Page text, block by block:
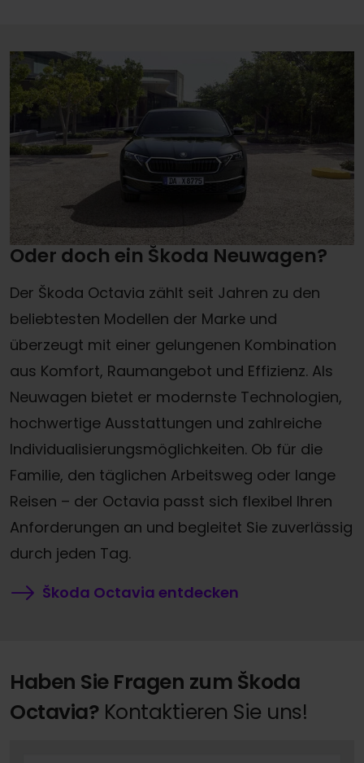
Oder doch ein Škoda Neuwagen?
Der Škoda Octavia zählt seit Jahren zu den
beliebtesten Modellen der Marke und
überzeugt mit einer gelungenen Kombination
aus Komfort, Raumangebot und Effizienz. Als
Neuwagen bietet er modernste Technologien,
hochwertige Ausstattungen und zahlreiche
Individualisierungsmöglichkeiten. Ob für die
Familie, den täglichen Arbeitsweg oder lange
Reisen – der Octavia passt sich flexibel Ihren
Anforderungen an und begleitet Sie zuverlässig
durch jeden Tag.
Škoda Octavia entdecken
Haben Sie Fragen zum Škoda
Octavia? Kontaktieren Sie uns!